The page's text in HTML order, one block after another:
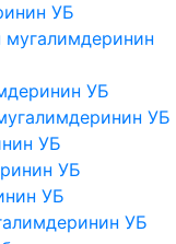
УБ
УБ
УБ
УБ
УБ
УБ
УБ